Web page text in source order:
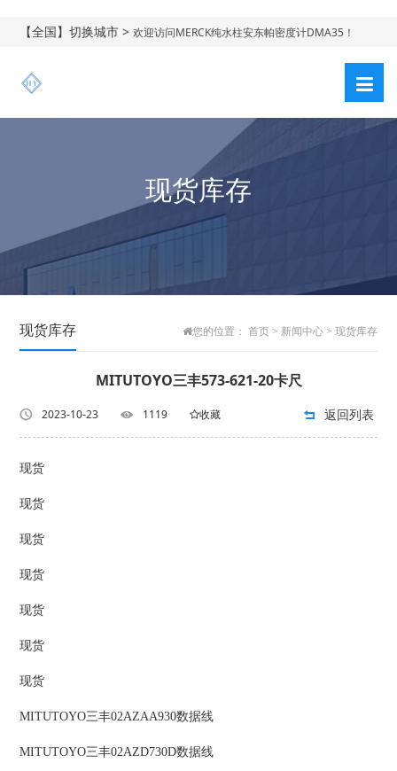
【全国】切换城市 >欢迎访问MERCK纯水柱安东帕密度计DMA35！
现货库存
现货库存 您的位置： 首页> 新闻中心> 现货库存
MITUTOYO三丰573-621-20卡尺
2023-10-23 1119 收藏 返回列表
现货
现货
现货
现货
现货
现货
现货
MITUTOYO三丰02AZAA930数据线
MITUTOYO三丰02AZD730D数据线